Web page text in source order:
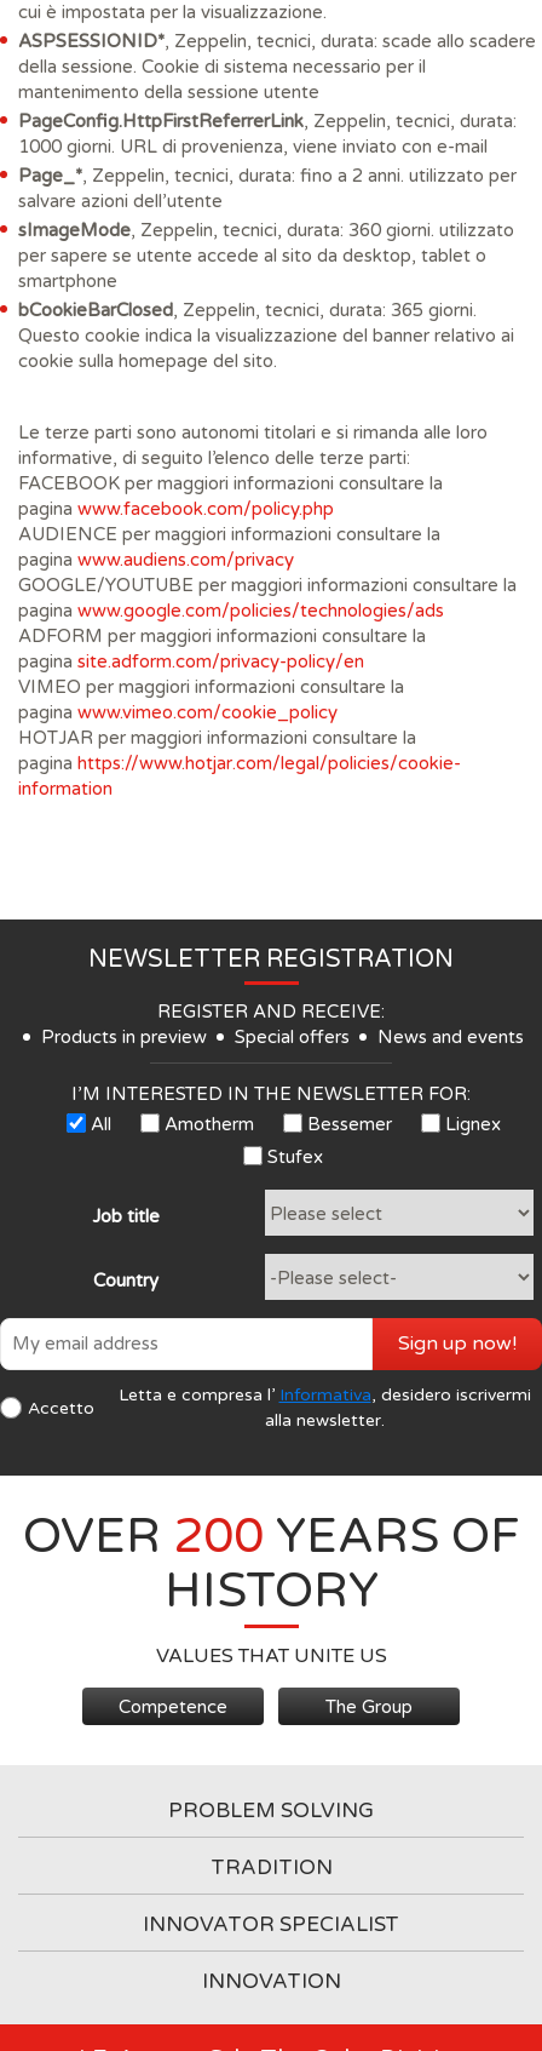
cui è impostata per la visualizzazione.
ASPSESSIONID*, Zeppelin, tecnici, durata: scade allo scadere
della sessione. Cookie di sistema necessario per il
mantenimento della sessione utente
PageConfig.HttpFirstReferrerLink, Zeppelin, tecnici, durata:
1000 giorni. URL di provenienza, viene inviato con e-mail
Page_*, Zeppelin, tecnici, durata: fino a 2 anni. utilizzato per
salvare azioni dell’utente
sImageMode, Zeppelin, tecnici, durata: 360 giorni. utilizzato
per sapere se utente accede al sito da desktop, tablet o
smartphone
bCookieBarClosed, Zeppelin, tecnici, durata: 365 giorni.
Questo cookie indica la visualizzazione del banner relativo ai
cookie sulla homepage del sito.
Le terze parti sono autonomi titolari e si rimanda alle loro
informative, di seguito l’elenco delle terze parti:
FACEBOOK per maggiori informazioni consultare la
pagina www.facebook.com/policy.php
AUDIENCE per maggiori informazioni consultare la
pagina www.audiens.com/privacy
GOOGLE/YOUTUBE per maggiori informazioni consultare la
pagina www.google.com/policies/technologies/ads
ADFORM per maggiori informazioni consultare la
pagina site.adform.com/privacy-policy/en
VIMEO per maggiori informazioni consultare la
pagina www.vimeo.com/cookie_policy
HOTJAR per maggiori informazioni consultare la
pagina https://www.hotjar.com/legal/policies/cookie-
information
NEWSLETTER REGISTRATION
REGISTER AND RECEIVE:
Products in preview
Special offers News and events
I’M INTERESTED IN THE NEWSLETTER FOR:
All
Amotherm Bessemer
Lignex
Stufex
Job title
Country
Accetto
Letta e compresa l’ Informativa, desidero iscrivermi
alla newsletter.
Sign up now!
OVER 200 YEARS OF
HISTORY
VALUES THAT UNITE US
Competence The Group
PROBLEM SOLVING
TRADITION
INNOVATOR SPECIALIST
INNOVATION